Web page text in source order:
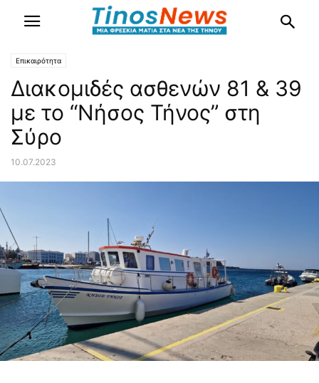
Επικαιρότητα
Διακομιδές ασθενών 81 & 39
με το “Νήσος Τήνος” στη
Σύρο
10.07.2023